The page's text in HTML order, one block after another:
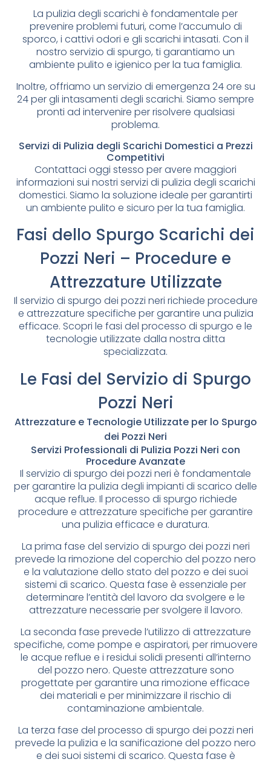
La pulizia degli scarichi è fondamentale per
prevenire problemi futuri, come l’accumulo di
sporco, i cattivi odori e gli scarichi intasati. Con il
nostro servizio di spurgo, ti garantiamo un
ambiente pulito e igienico per la tua famiglia.
Inoltre, offriamo un servizio di emergenza 24 ore su
24 per gli intasamenti degli scarichi. Siamo sempre
pronti ad intervenire per risolvere qualsiasi
problema.
Servizi di Pulizia degli Scarichi Domestici a Prezzi
Competitivi
Contattaci oggi stesso per avere maggiori
informazioni sui nostri servizi di pulizia degli scarichi
domestici. Siamo la soluzione ideale per garantirti
un ambiente pulito e sicuro per la tua famiglia.
Fasi dello Spurgo Scarichi dei
Pozzi Neri – Procedure e
Attrezzature Utilizzate
Il servizio di spurgo dei pozzi neri richiede procedure
e attrezzature specifiche per garantire una pulizia
efficace. Scopri le fasi del processo di spurgo e le
tecnologie utilizzate dalla nostra ditta
specializzata.
Le Fasi del Servizio di Spurgo
Pozzi Neri
Attrezzature e Tecnologie Utilizzate per lo Spurgo
dei Pozzi Neri
Servizi Professionali di Pulizia Pozzi Neri con
Procedure Avanzate
Il servizio di spurgo dei pozzi neri è fondamentale
per garantire la pulizia degli impianti di scarico delle
acque reflue. Il processo di spurgo richiede
procedure e attrezzature specifiche per garantire
una pulizia efficace e duratura.
La prima fase del servizio di spurgo dei pozzi neri
prevede la rimozione del coperchio del pozzo nero
e la valutazione dello stato del pozzo e dei suoi
sistemi di scarico. Questa fase è essenziale per
determinare l’entità del lavoro da svolgere e le
attrezzature necessarie per svolgere il lavoro.
La seconda fase prevede l’utilizzo di attrezzature
specifiche, come pompe e aspiratori, per rimuovere
le acque reflue e i residui solidi presenti all’interno
del pozzo nero. Queste attrezzature sono
progettate per garantire una rimozione efficace
dei materiali e per minimizzare il rischio di
contaminazione ambientale.
La terza fase del processo di spurgo dei pozzi neri
prevede la pulizia e la sanificazione del pozzo nero
e dei suoi sistemi di scarico. Questa fase è